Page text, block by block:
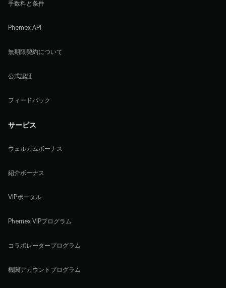
手数料と条件
Phemex API
無期限契約について
公式認証
フィードバック
サービス
ウェルカムボーナス
紹介ボーナス
VIPポータル
Phemex VIPプログラム
コラボレータープログラム
機関アカウントプログラム